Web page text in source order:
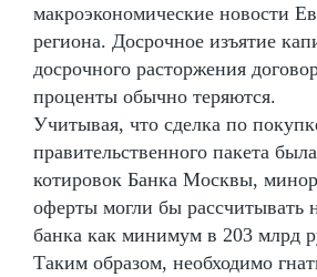
макроэкономические новости
региона. Досрочное изъятие
досрочного расторжения
проценты обычно теряются.
Учитывая, что сделка по
правительственного пакета
котировок Банка Москвы,
оферты могли бы рассчитывать
банка как минимум в 203 млрд
Таким образом, необходимо